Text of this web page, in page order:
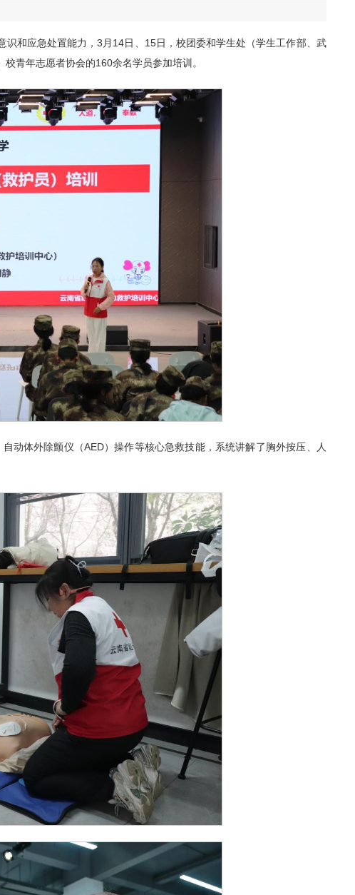
识和应急处置能力，3月14日、15日，校团委和学生处（学生工作部、武
青年志愿者协会的160余名学员参加培训。
动体外除颤仪（AED）操作等核心急救技能，系统讲解了胸外按压、人